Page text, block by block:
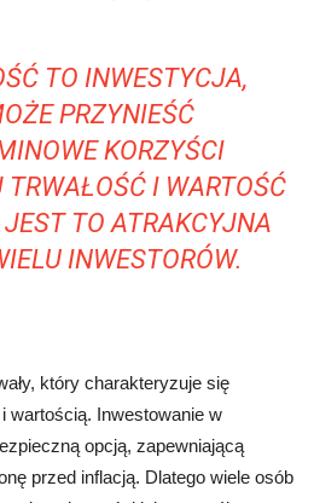
TO INWESTYCJA,
PRZYNIEŚĆ
KORZYŚCI
I WARTOŚĆ
TO ATRAKCYJNA
INWESTORÓW.
który charakteryzuje się
wartością. Inwestowanie w
opcją, zapewniającą
przed inflacją. Dlatego wiele osób